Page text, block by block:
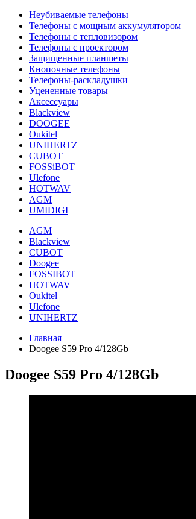
Неубиваемые телефоны
Телефоны с мощным аккумулятором
Телефоны с тепловизором
Телефоны с проектором
Защищенные планшеты
Кнопочные телефоны
Телефоны-раскладушки
Уцененные товары
Аксессуары
Blackview
DOOGEE
Oukitel
UNIHERTZ
CUBOT
FOSSiBOT
Ulefone
HOTWAV
AGM
UMIDIGI
AGM
Blackview
CUBOT
Doogee
FOSSIBOT
HOTWAV
Oukitel
Ulefone
UNIHERTZ
Главная
Doogee S59 Pro 4/128Gb
Doogee S59 Pro 4/128Gb